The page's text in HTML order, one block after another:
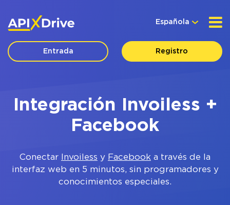
Española
Entrada Registro
Integración Invoiless +
Facebook
Conectar Invoiless y Facebook a través de la
interfaz web en 5 minutos, sin programadores y
conocimientos especiales.